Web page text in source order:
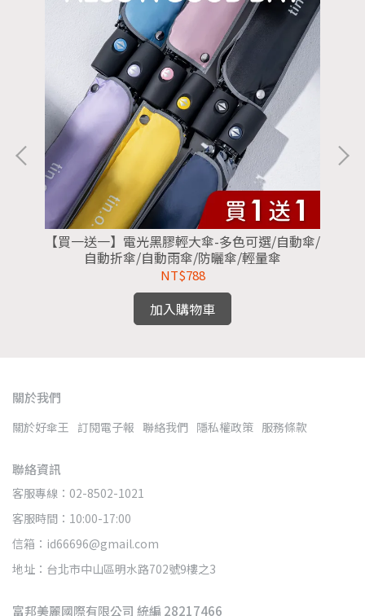
【買一送一】電光黑膠輕大傘-多色可選/自動傘/
自動折傘/自動雨傘/防曬傘/輕量傘
NT$788
加入購物車
關於我們
關於好傘王 訂閱電子報 聯絡我們 隱私權政策 服務條款
聯絡資訊
客服專線：02-8502-1021
客服時間：10:00-17:00
信箱：id66696@gmail.com
地址：台北市中山區明水路702號9樓之3
富邦美麗國際有限公司 統編 28217466